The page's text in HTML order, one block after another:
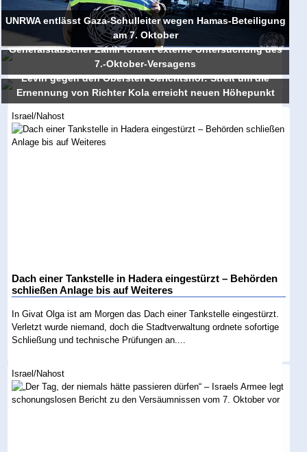
UNRWA entlässt Gaza-Schulleiter wegen Hamas-Beteiligung
am 7. Oktober
Generalstabschef Zamir fordert externe Untersuchung des
7.-Oktober-Versagens
Levin gegen den Obersten Gerichtshof: Streit um die
Ernennung von Richter Kola erreicht neuen Höhepunkt
Israel/Nahost
Dach einer Tankstelle in Hadera eingestürzt – Behörden
schließen Anlage bis auf Weiteres
In Givat Olga ist am Morgen das Dach einer Tankstelle eingestürzt.
Verletzt wurde niemand, doch die Stadtverwaltung ordnete sofortige
Schließung und technische Prüfungen an....
Israel/Nahost